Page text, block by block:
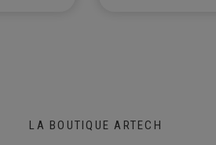
LA BOUTIQUE ARTECH